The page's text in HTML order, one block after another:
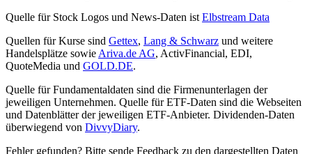
Quelle für Stock Logos und News-Daten ist Elbstream Data
Quellen für Kurse sind Gettex, Lang & Schwarz und weitere
Handelsplätze sowie Ariva.de AG, ActivFinancial, EDI,
QuoteMedia und GOLD.DE.
Quelle für Fundamentaldaten sind die Firmenunterlagen der
jeweiligen Unternehmen. Quelle für ETF-Daten sind die Webseiten
und Datenblätter der jeweiligen ETF-Anbieter. Dividenden-Daten
überwiegend von DivvyDiary.
Fehler gefunden? Bitte sende Feedback zu den dargestellten Daten